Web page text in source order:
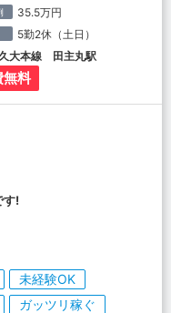
35.5万円
5勤2休（土日）
大本線 田主丸駅
無料
す!
未経験OK
ガッツリ稼ぐ